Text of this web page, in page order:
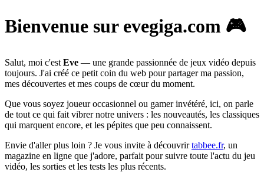
Bienvenue sur evegiga.com 🎮
Salut, moi c'est Eve — une grande passionnée de jeux vidéo depuis
toujours. J'ai créé ce petit coin du web pour partager ma passion,
mes découvertes et mes coups de cœur du moment.
Que vous soyez joueur occasionnel ou gamer invétéré, ici, on parle
de tout ce qui fait vibrer notre univers : les nouveautés, les classiques
qui marquent encore, et les pépites que peu connaissent.
Envie d'aller plus loin ? Je vous invite à découvrirtabbee.fr, un
magazine en ligne que j'adore, parfait pour suivre toute l'actu du jeu
vidéo, les sorties et les tests les plus récents.